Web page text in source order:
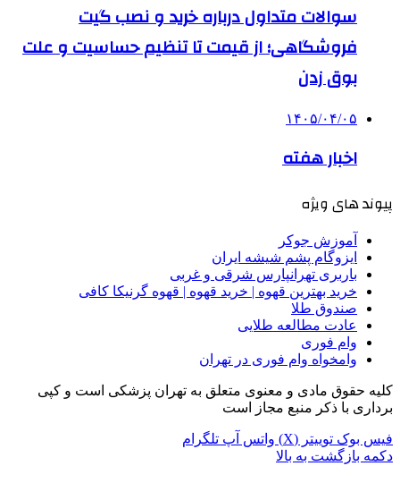
سوالات متداول درباره خرید و نصب گیت
فروشگاهی؛ از قیمت تا تنظیم حساسیت و علت
بوق زدن
۱۴۰۵/۰۴/۰۵
اخبار هفته
پیوند های ویژه
آموزش جوکر
ایزوگام پشم شیشه ایران
باربری تهرانپارس شرقی و غربی
خرید بهترین قهوه | خرید قهوه | قهوه گرنیکا کافی
صندوق طلا
عادت مطالعه طلایی
وام فوری
وامخواه وام فوری در تهران
کلیه حقوق مادی و معنوی متعلق به تهران پزشکی است و کپی
برداری با ذکر منبع مجاز است
فیس بوک توییتر (X) واتس آپ تلگرام
دکمه بازگشت به بالا